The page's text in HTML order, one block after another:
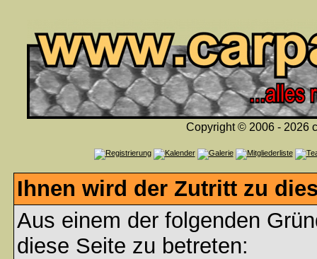
Copyright © 2006 - 2026
Ihnen wird der Zutritt zu
Aus einem der folgenden
diese Seite zu betreten: